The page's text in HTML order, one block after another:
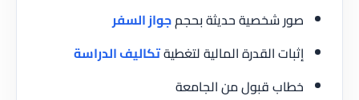
صور شخصية حديثة بحجمجواز السفر
إثبات القدرة المالية لتغطيةتكاليف الدراسة
خطاب قبول من الجامعة